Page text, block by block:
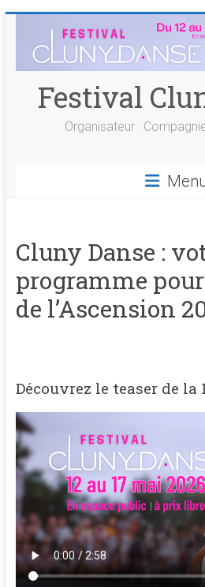
content
Festival
Organisateur :
Cluny Danse :
programme
de l’Ascension
Découvrez le teaser de